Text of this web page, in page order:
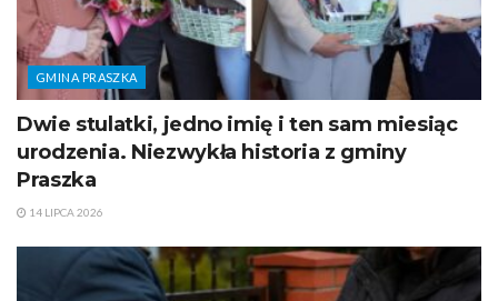
GMINA PRASZKA
Dwie stulatki, jedno imię i ten sam miesiąc
urodzenia. Niezwykła historia z gminy
Praszka
14 LIPCA 2026